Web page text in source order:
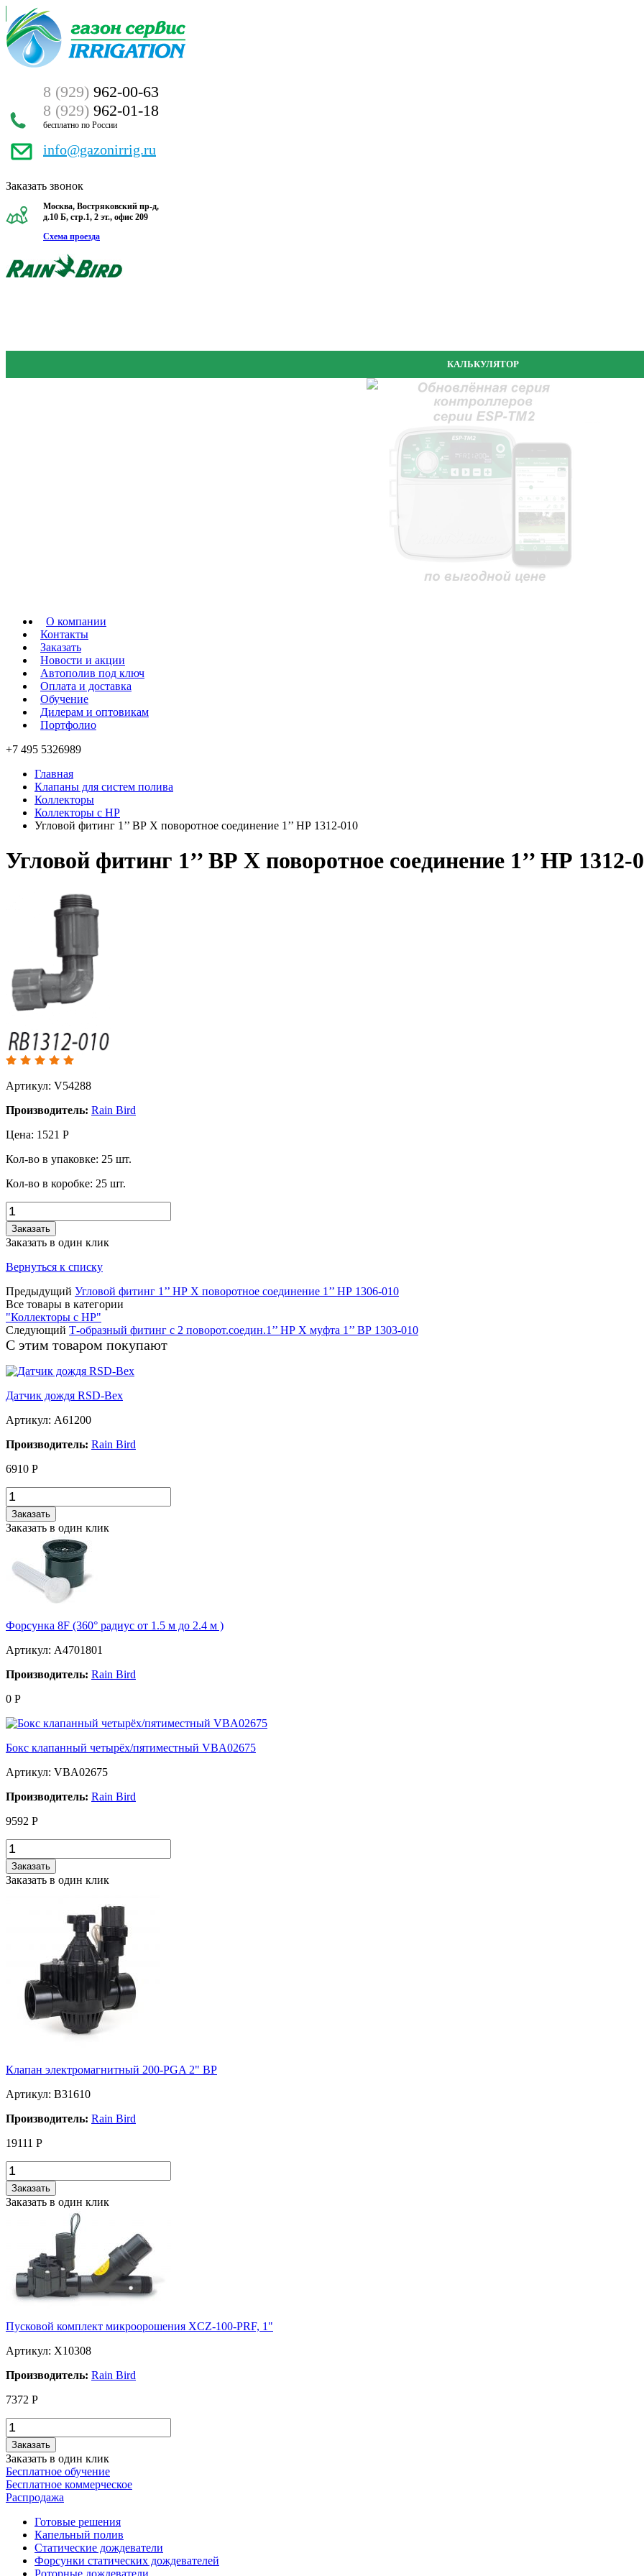
8 (929) 962-00-63
8 (929) 962-01-18
бесплатно по России
info@gazonirrig.ru
Заказать звонок
Москва, Востряковский пр-д,
д.10 Б, стр.1, 2 эт., офис 209
Схема проезда
КАЛЬКУЛЯТОР
О компании
Контакты
Заказать
Новости и акции
Автополив под ключ
Оплата и доставка
Обучение
Дилерам и оптовикам
Портфолио
+7 495 5326989
Главная
Клапаны для систем полива
Коллекторы
Коллекторы с НР
Угловой фитинг 1’’ ВР X поворотное соединение 1’’ НР 1312-010
Угловой фитинг 1’’ ВР X поворотное соединение 1’’ НР 1312-
Артикул: V54288
Производитель: Rain Bird
Цена: 1521 Р
Кол-во в упаковке: 25 шт.
Кол-во в коробке: 25 шт.
Заказать
Заказать в один клик
Вернуться к списку
Предыдущий Угловой фитинг 1’’ НР X поворотное соединение 1’’ НР 1306-010
Все товары в категории
"Коллекторы с НР"
Следующий Т-образный фитинг с 2 поворот.соедин.1’’ НР X муфта 1’’ ВР 1303-010
С этим товаром покупают
Датчик дождя RSD-Bex
Артикул: A61200
Производитель: Rain Bird
6910 Р
Заказать
Заказать в один клик
Форсунка 8F (360° радиус от 1.5 м до 2.4 м )
Артикул: A4701801
Производитель: Rain Bird
0 Р
Бокс клапанный четырёх/пятиместный VBA02675
Артикул: VBA02675
Производитель: Rain Bird
9592 Р
Заказать
Заказать в один клик
Клапан электромагнитный 200-PGA 2" BP
Артикул: B31610
Производитель: Rain Bird
19111 Р
Заказать
Заказать в один клик
Пусковой комплект микроорошения XCZ-100-PRF, 1"
Артикул: X10308
Производитель: Rain Bird
7372 Р
Заказать
Заказать в один клик
Бесплатное обучение
Бесплатное коммерческое
Распродажа
Готовые решения
Капельный полив
Статические дождеватели
Форсунки статических дождевателей
Роторные дождеватели